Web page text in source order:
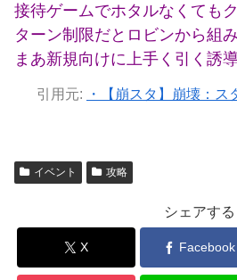
接待ゲームでホタルなくても
ターン制限だとロビンから組
まあ新規向けに上手く引く誘
引用元:
・【崩スタ】崩壊：
イベント 攻略
シェアする
X Facebook